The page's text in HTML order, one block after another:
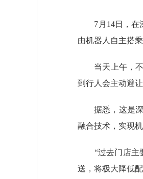
7月14日，在深
由机器人自主搭
当天上午，不
到行人会主动避
据悉，这是深
融合技术，实现
“过去门店主要
送，将极大降低